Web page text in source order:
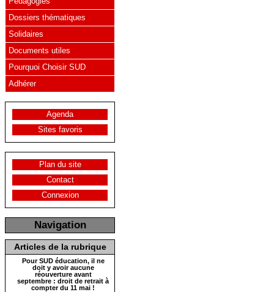
Dossiers thématiques
Solidaires
Documents utiles
Pourquoi Choisir SUD
Adhérer
Agenda
Sites favoris
Plan du site
Contact
Connexion
Navigation
Articles de la rubrique
Pour SUD éducation, il ne
doit y avoir aucune
réouverture avant
septembre : droit de retrait à
compter du 11 mai !